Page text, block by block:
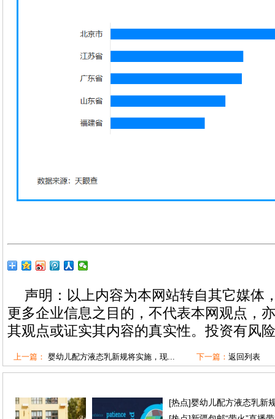
声明：以上内容为本网站转自其它媒体
更多企业信息之目的，不代表本网观点，
其观点或证实其内容的真实性。投资有风
上一篇： 婴幼儿配方液态乳新规将实施，现... 下一篇： 返回列表
[热点]婴幼儿配方液态乳新